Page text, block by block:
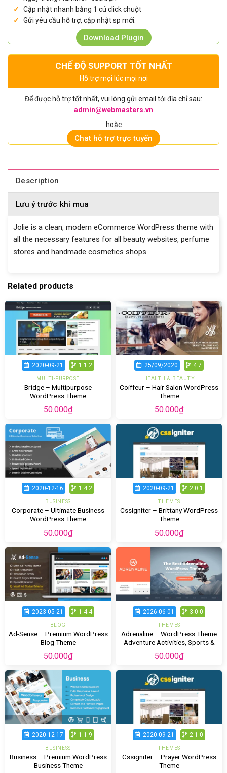
Cập nhật nhanh bằng 1 cú click chuột
Gửi yêu cầu hỗ trợ, cập nhật sp mới.
Download Plugin
CHẾ ĐỘ SUPPORT TỐT NHẤT
Hỗ trợ mọi lúc mọi nơi
Để được hỗ trợ tốt nhất, vui lòng gửi email tới địa chỉ sau:
admin@webmasters.vn
hoặc
Chat hỗ trợ trực tuyến
Description
Lưu ý trước khi mua
Jolie is a clean, modern eCommerce WordPress theme with
all the necessary features for all beauty websites, perfume
stores and handmade cosmetics shops.
Related products
2020-09-21 1.1.2
MULTI-PURPOSE
Bridge – Multipurpose
WordPress Theme
50.000₫
25/09/2020 4.7
HEALTH & BEAUTY
Coiffeur – Hair Salon WordPress
Theme
50.000₫
2020-12-16 1.4.2
BUSINESS
Corporate – Ultimate Business
WordPress Theme
50.000₫
2020-09-21 2.0.1
THEMES
Cssigniter – Brittany WordPress
Theme
50.000₫
2023-05-21 1.4.4
BLOG
Ad-Sense – Premium WordPress
Blog Theme
50.000₫
2026-06-01 3.0.0
THEMES
Adrenaline – WordPress Theme
Adventure Activities, Sports &
Travel Niche
50.000₫
2020-12-17 1.1.9
BUSINESS
Business – Premium WordPress
Business Theme
2020-09-21 2.1.0
THEMES
Cssigniter – Prayer WordPress
Theme